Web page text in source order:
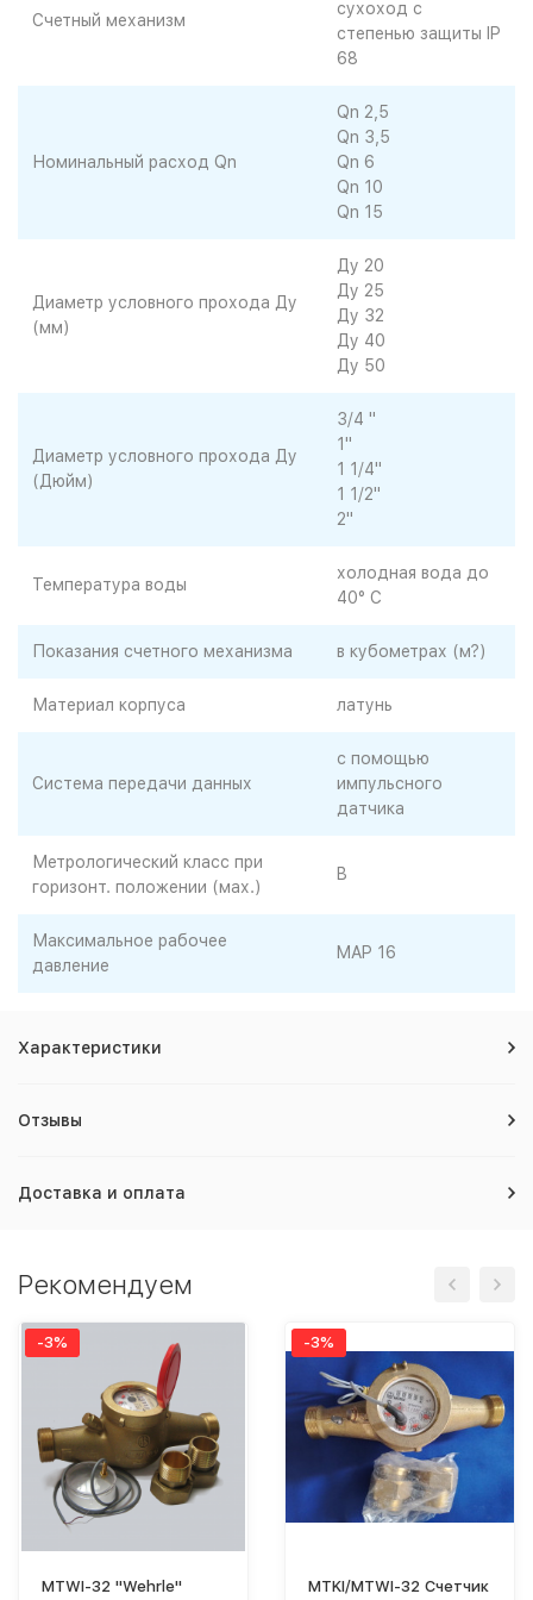
Счетный механизм
сухоход с
степенью защиты IP
68
Номинальный расход Qn
Qn 2,5
Qn 3,5
Qn 6
Qn 10
Qn 15
Диаметр условного прохода Ду
(мм)
Ду 20
Ду 25
Ду 32
Ду 40
Ду 50
Диаметр условного прохода Ду
(Дюйм)
3/4 "
1"
1 1/4"
1 1/2"
2"
Температура воды
холодная вода до
40° C
Показания счетного механизма в кубометрах (м?)
Материал корпуса латунь
Система передачи данных
с помощью
импульсного
датчика
Метрологический класс при
горизонт. положении (мах.)
B
Максимальное рабочее
давление
MAP 16
Характеристики
Отзывы
Доставка и оплата
Рекомендуем
-3%
MTWI-32 "Wehrle"
-3%
MTKI/MTWI-32 Счетчик